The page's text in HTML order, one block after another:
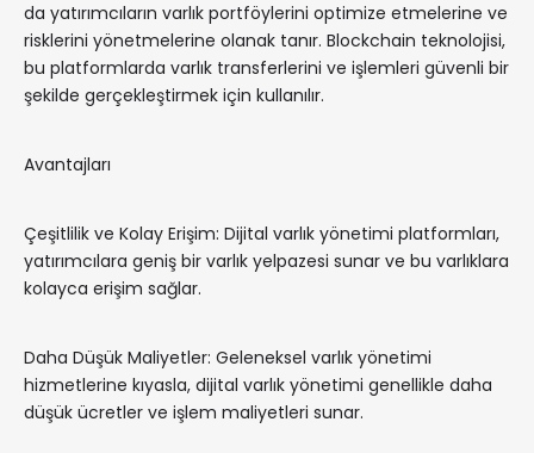
da yatırımcıların varlık portföylerini optimize etmelerine ve
risklerini yönetmelerine olanak tanır. Blockchain teknolojisi,
bu platformlarda varlık transferlerini ve işlemleri güvenli bir
şekilde gerçekleştirmek için kullanılır.
Avantajları
Çeşitlilik ve Kolay Erişim: Dijital varlık yönetimi platformları,
yatırımcılara geniş bir varlık yelpazesi sunar ve bu varlıklara
kolayca erişim sağlar.
Daha Düşük Maliyetler: Geleneksel varlık yönetimi
hizmetlerine kıyasla, dijital varlık yönetimi genellikle daha
düşük ücretler ve işlem maliyetleri sunar.